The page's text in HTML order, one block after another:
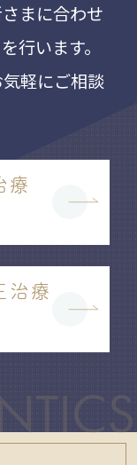
まに合わせ
行います。
軽にご相談
療
治療